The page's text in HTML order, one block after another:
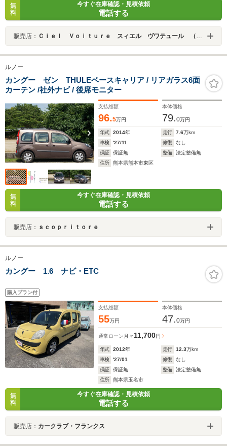
無
料
今すぐ在庫確認・見積依頼
電話する
販売店： Ｃｉｅｌ Ｖｏｉｔｕｒｅ スィエル ヴワテュール （株）パインプレイン
ルノー
カングー ゼン THULEベースキャリア / リアガラス6面
カーテン /社外ナビ / 後席モニター
支払総額
96.5万円
本体価格
79.0万円
年式 2014年 走行 7.6万km
車検
'27/11 修復
なし
保証
保証無 整備
法定整備無
住所
熊本県熊本市東区
無
料
今すぐ在庫確認・見積依頼
電話する
販売店： ｓｃｏｐｒｉｔｏｒｅ
ルノー
カングー 1.6 ナビ・ETC
購入プラン付
支払総額
55万円
本体価格
47.0万円
通常ローン 月々 11,700円
年式 2012年 走行 12.3万km
車検
'27/01 修復
なし
保証
保証無 整備
法定整備無
住所
熊本県玉名市
無
料
今すぐ在庫確認・見積依頼
電話する
販売店： カークラブ・フランクス